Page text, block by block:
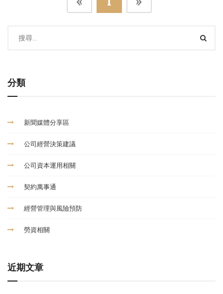
分類
新聞媒體分享區
公司經營決策建議
公司資本運用相關
契約萬事通
經營管理與風險預防
勞資相關
近期文章